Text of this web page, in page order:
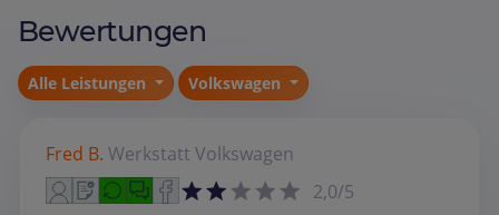
Bewertungen
Alle Leistungen Volkswagen
Fred B. Werkstatt Volkswagen
2,0/5